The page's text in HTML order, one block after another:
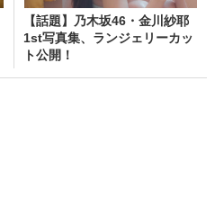
【話題】乃木坂46・金川紗耶
1st写真集、ランジェリーカッ
ト公開！